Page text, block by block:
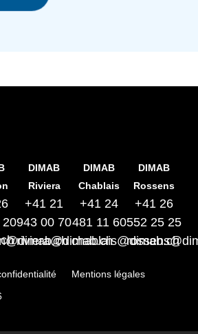
20
DIMAB
Riviera
+41 21
943 00 70
riviera@dimab.ch
DIMAB
Chablais
+41 24
481 11 60
chablais@dimab.ch
DIMAB
Rossens
+41 26
552 25 25
Mentions légales